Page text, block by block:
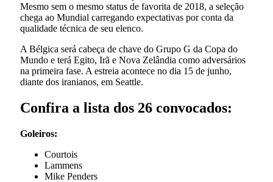
Mesmo sem o mesmo status de favorita de 2018, a seleção
chega ao Mundial carregando expectativas por conta da
qualidade técnica de seu elenco.
A Bélgica será cabeça de chave do Grupo G da Copa do
Mundo e terá Egito, Irã e Nova Zelândia como adversários
na primeira fase. A estreia acontece no dia 15 de junho,
diante dos iranianos, em Seattle.
Confira a lista dos 26 convocados:
Goleiros:
Courtois
Lammens
Mike Penders